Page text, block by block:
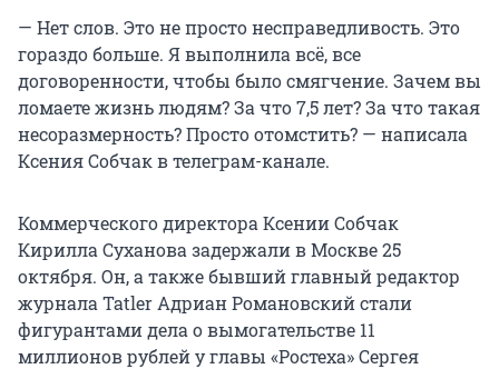
— Нет слов. Это не просто несправедливость. Это
гораздо больше. Я выполнила всё, все
договоренности, чтобы было смягчение. Зачем вы
ломаете жизнь людям? За что 7,5 лет? За что такая
несоразмерность? Просто отомстить? — написала
Ксения Собчак в телеграм-канале.
Коммерческого директора Ксении Собчак
Кирилла Суханова задержали в Москве 25
октября. Он, а также бывший главный редактор
журнала Tatler Адриан Романовский стали
фигурантами дела о вымогательстве 11
миллионов рублей у главы «Ростеха» Сергея